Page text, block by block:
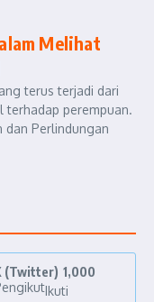
Melihat
terus terjadi dari
terhadap perempuan.
dan Perlindungan
(Twitter) 1,000
Ikuti